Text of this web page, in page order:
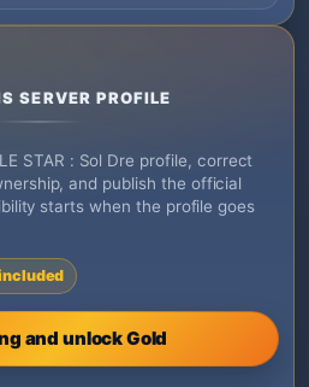
SERVER PROFILE
STAR : Sol Dre profile, correct
and publish the official
starts when the profile goes
and unlock Gold